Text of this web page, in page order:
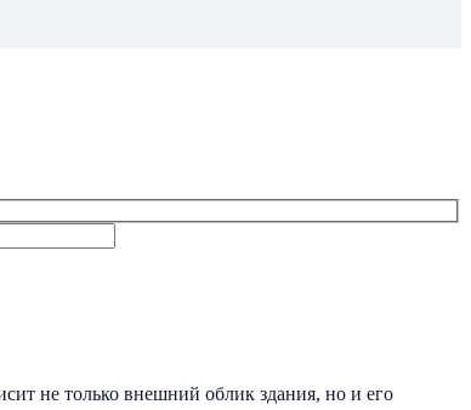
не только внешний облик здания, но и его